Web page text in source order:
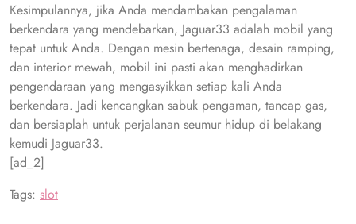
Kesimpulannya, jika Anda mendambakan pengalaman
berkendara yang mendebarkan, Jaguar33 adalah mobil yang
tepat untuk Anda. Dengan mesin bertenaga, desain ramping,
dan interior mewah, mobil ini pasti akan menghadirkan
pengendaraan yang mengasyikkan setiap kali Anda
berkendara. Jadi kencangkan sabuk pengaman, tancap gas,
dan bersiaplah untuk perjalanan seumur hidup di belakang
kemudi Jaguar33.
[ad_2]
Tags: slot